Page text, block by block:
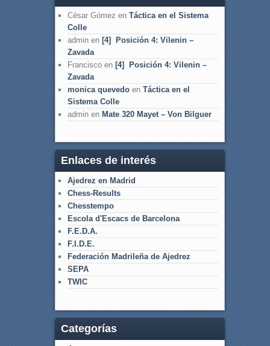
César Gómez en Táctica en el Sistema
Colle
adminen [4] Posición 4: Vilenin –
Zavada
Franciscoen [4] Posición 4: Vilenin –
Zavada
monica quevedoen Táctica en el
Sistema Colle
adminen Mate 320 Mayet – Von Bilguer
Enlaces de interés
Ajedrez en Madrid
Chess-Results
Chesstempo
Escola d'Escacs de Barcelona
F.E.D.A.
F.I.D.E.
Federación Madrileña de Ajedrez
SEPA
TWIC
Categorías